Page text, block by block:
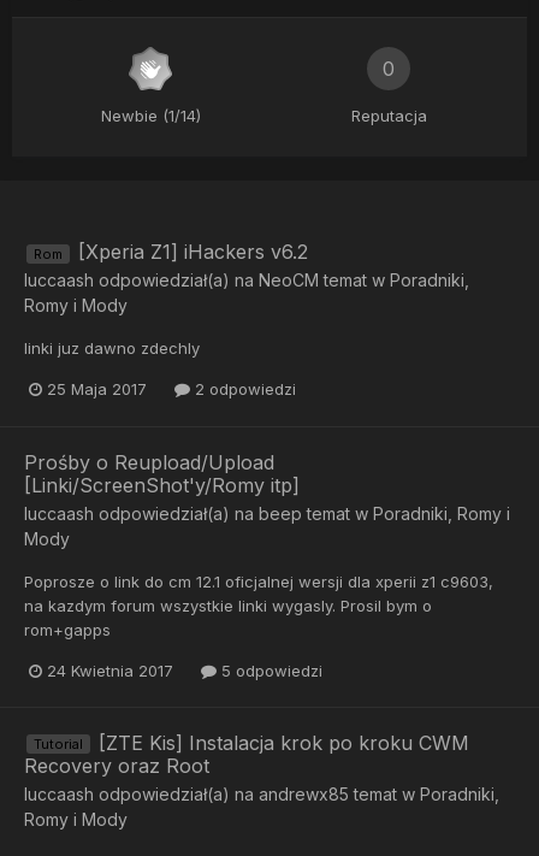
Newbie (1/14)
0
Reputacja
Rom [Xperia Z1] iHackers v6.2
luccaash odpowiedział(a) na NeoCM temat w Poradniki,
Romy i Mody
linki juz dawno zdechly
25 Maja 2017 2 odpowiedzi
Prośby o Reupload/Upload
[Linki/ScreenShot'y/Romy itp]
luccaash odpowiedział(a) na beep temat w Poradniki, Romy i
Mody
Poprosze o link do cm 12.1 oficjalnej wersji dla xperii z1 c9603,
na kazdym forum wszystkie linki wygasly. Prosil bym o
rom+gapps
24 Kwietnia 2017 5 odpowiedzi
Tutorial
[ZTE Kis] Instalacja krok po kroku CWM
Recovery oraz Root
luccaash odpowiedział(a) na andrewx85 temat w Poradniki,
Romy i Mody